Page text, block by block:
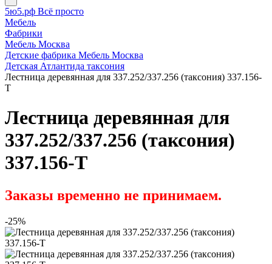
5ю5.рф Всё просто
Мебель
Фабрики
Мебель Москва
Детские фабрика Мебель Москва
Детская Атлантида таксония
Лестница деревянная для 337.252/337.256 (таксония) 337.156-
T
Лестница деревянная для
337.252/337.256 (таксония)
337.156-T
Заказы временно не принимаем.
-25%